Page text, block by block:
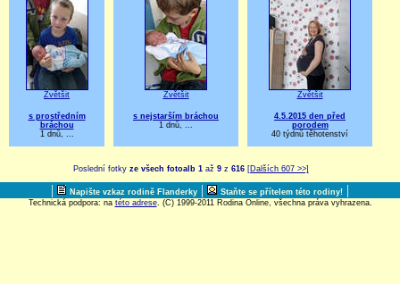
Zvětšit
s prostředním
bráchou
1 dnů, ...
Zvětšit
s nejstarším bráchou
1 dnů, ...
Zvětšit
4.5.2015 den před
porodem
40 týdnů těhotenství
Poslední fotky ze všech fotoalb 1až 9z 616 [Dalších 607 >>]
| Napište vzkaz rodině Flanderky | Staňte se přítelem této rodiny! |
Technická podpora: na této adrese. (C) 1999-2011 Rodina Online, všechna práva vyhrazena.